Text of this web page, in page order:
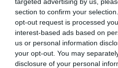
section to confirm your
opt-out request is processed
interest-based ads based on
us or personal information
your opt-out. You may
disclosure of your personal